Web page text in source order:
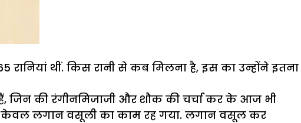
रानियां थीं. किस रानी से कब मिलना है, इस का उन्होंने इतना
जिन की रंगीनमिजाजी और शौक की चर्चा कर के आज भी
केवल लगान वसूली का काम रह गया. लगान वसूल कर